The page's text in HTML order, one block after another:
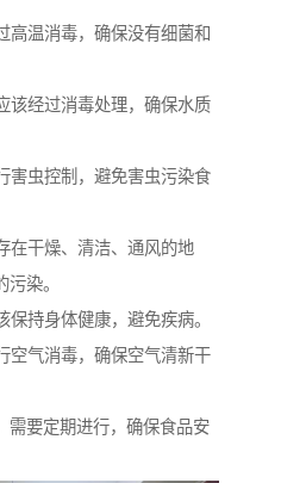
高温消毒，确保没有细菌和
该经过消毒处理，确保水质
害虫控制，避免害虫污染食
在干燥、清洁、通风的地
染。
持身体健康，避免疾病。
空气消毒，确保空气清新干
需要定期进行，确保食品安